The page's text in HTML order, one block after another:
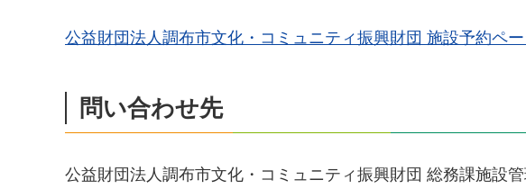
公益財団法人調布市文化・コミュニティ振興財団 施設予約ペ
問い合わせ先
公益財団法人調布市文化・コミュニティ振興財団 総務課施設